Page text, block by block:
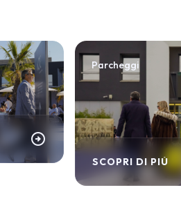
arrow_circle_right
Parcheggi
SCOPRI DI PIÙ